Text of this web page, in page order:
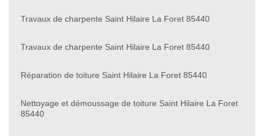
Travaux de charpente Saint Hilaire La Foret 85440
Travaux de charpente Saint Hilaire La Foret 85440
Réparation de toiture Saint Hilaire La Foret 85440
Nettoyage et démoussage de toiture Saint Hilaire La Foret
85440